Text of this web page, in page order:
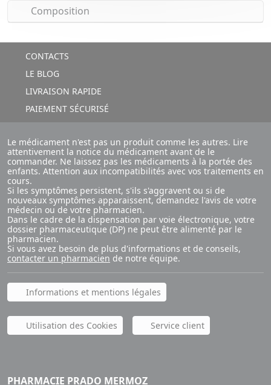
Composition
CONTACTS
LE BLOG
LIVRAISON RAPIDE
PAIEMENT SÉCURISÉ
Le médicament n'est pas un produit comme les autres. Lire
attentivement la notice du médicament avant de le
commander. Ne laissez pas les médicaments à la portée des
enfants. Attention aux incompatibilités avec vos traitements en
cours.
Si les symptômes persistent, s'ils s'aggravent ou si de
nouveaux symptômes apparaissent, demandez l'avis de votre
médecin ou de votre pharmacien.
Dans le cadre de la dispensation par voie électronique, votre
dossier pharmaceutique (DP) ne peut être alimenté par le
pharmacien.
Si vous avez besoin de plus d'informations et de conseils,
contacter un pharmacien de notre équipe.
Informations et mentions légales
Utilisation des Cookies Service client
PHARMACIE PRADO MERMOZ